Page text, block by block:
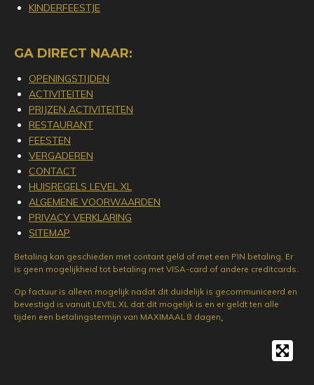
KINDERFEESTJE
GA DIRECT NAAR:
OPENINGSTIJDEN
ACTIVITEITEN
PRIJZEN ACTIVITEITEN
RESTAURANT
FEESTEN
VERGADEREN
CONTACT
HUISREGELS LEVEL XL
ALGEMENE VOORWAARDEN
PRIVACY VERKLARING
SITEMAP
Betaling kan geschieden met contant geld of met een PIN betaling. Er
is geen mogelijkheid tot betaling met VISA-card of andere creditcards.
Op factuur is alleen mogelijk nadat dit duidelijk is gecommuniceerd en
bevestigd is vanuit LEVEL XL dat dit mogelijk is en er geldt ten alle
tijden een betalingstermijn van MAXIMAAL 8 dagen.